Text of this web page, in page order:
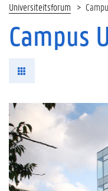
Universiteitsforum
Campus